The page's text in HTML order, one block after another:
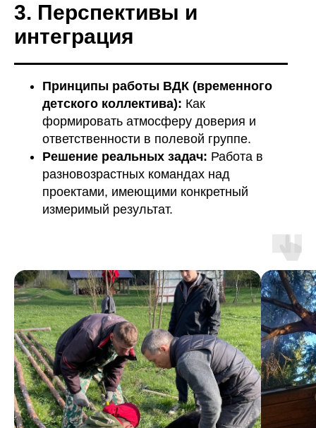
3. Перспективы и
интеграция
Принципы работы ВДК (временного
детского коллектива): Как
формировать атмосферу доверия и
ответственности в полевой группе.
Решение реальных задач: Работа в
разновозрастных командах над
проектами, имеющими конкретный
измеримый результат.
©ПРОканикулы
Оферта
Согласие на рассылку
Реквизиты
Контакты
Оформить возврат
О нас
мероприятий
Также мы в соц сетях:
8 (495) 241-00-68
Смотреть на карте
141207, Россия,
Московская обл,
г. Пушкино,
ул. Чехова, д. 12